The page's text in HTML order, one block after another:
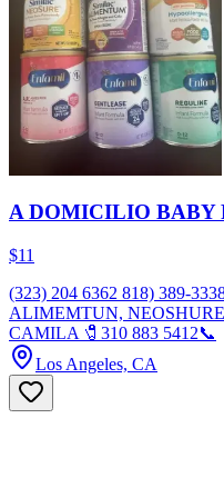
A DOMICILIO BABY
$11
(323) 204 6362 818) 389-
ALIMEMTUN,
CAMILA 🧷310 883 5412📞
Los Angeles, CA